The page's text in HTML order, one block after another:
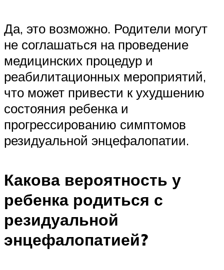
Да, это возможно. Родители могут
не соглашаться на проведение
медицинских процедур и
реабилитационных мероприятий,
что может привести к ухудшению
состояния ребенка и
прогрессированию симптомов
резидуальной энцефалопатии.
Какова вероятность у
ребенка родиться с
резидуальной
энцефалопатией?